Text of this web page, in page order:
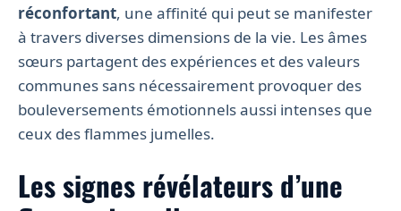
réconfortant, une affinité qui peut se manifester
à travers diverses dimensions de la vie. Les âmes
sœurs partagent des expériences et des valeurs
communes sans nécessairement provoquer des
bouleversements émotionnels aussi intenses que
ceux des flammes jumelles.
Les signes révélateurs d’une